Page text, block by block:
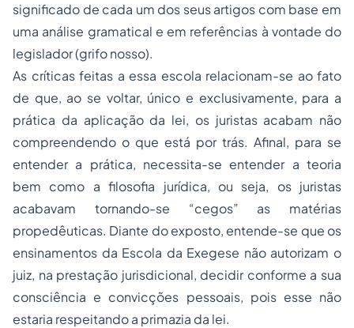
significado de cada um dos seus artigos com base em
uma análise gramatical e em referências à vontade do
legislador (grifo nosso).
As críticas feitas a essa escola relacionam-se ao fato
de que, ao se voltar, único e exclusivamente, para a
prática da aplicação da lei, os juristas acabam não
compreendendo o que está por trás. Afinal, para se
entender a prática, necessita-se entender a teoria
bem como a filosofia jurídica, ou seja, os juristas
acabavam tornando-se “cegos” as matérias
propedêuticas. Diante do exposto, entende-se que os
ensinamentos da Escola da Exegese não autorizam o
juiz, na prestação jurisdicional, decidir conforme a sua
consciência e convicções pessoais, pois esse não
estaria respeitando a primazia da lei.